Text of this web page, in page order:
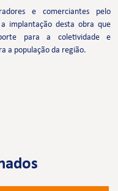
e comerciantes pelo
implantação desta obra que
para a coletividade e
a população da região.